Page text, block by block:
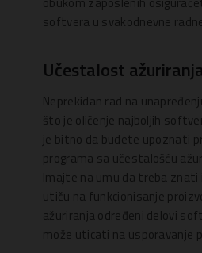
softvera u svakodnevne
Učestalost
Neprekidan rad na
što je oličenje najboljih
je bitno da budete upoznati
programa sa učestalošću
Imajte na umu da treba znati
utiču na funkcionisanje
ažuriranja određeni delovi
može uticati na usporavanje